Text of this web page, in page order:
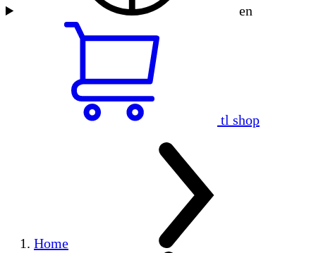
en
tl shop
Home